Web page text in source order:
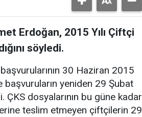
Erdoğan, 2015 Yılı Çiftçi
söyledi.
30 Haziran 2015
yeniden 29 Şubat
ÇKS dosyalarının bu güne kadar
teslim etmeyen çiftçilerin 29